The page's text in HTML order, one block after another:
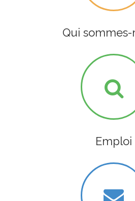
Qui sommes-
Emploi